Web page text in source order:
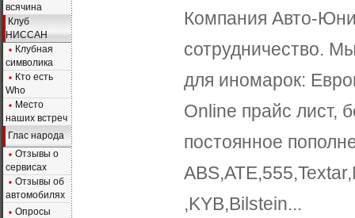
всячина
Клуб
НИССАН
Клубная
символика
Кто есть
Who
Место
наших встреч
Глас народа
Отзывы о
сервисах
Отзывы об
автомобилях
Опросы
Компания Авто-
сотрудничество.
для иномарок:
Online прайс лист,
постоянное
,KYB,Bilstein...